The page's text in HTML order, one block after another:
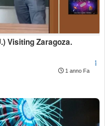
Visiting Zaragoza.
1 anno Fa